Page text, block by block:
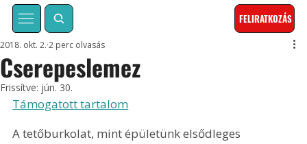
FELIRATKOZÁS
Cserepeslemez
2018. okt. 2. 2 perc olvasás
Frissítve: jún. 30.
Támogatott tartalom
A tetőburkolat, mint épületünk elsődleges